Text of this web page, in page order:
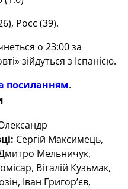
Росс (39).
о 23:00 за
зійдуться з Іспанією.
посиланням.
Сергій Максимець,
Мельничук,
Віталій Кузьмак,
Іван Григорʼєв,